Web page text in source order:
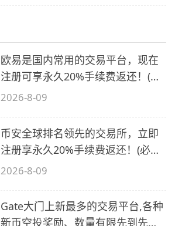
欧易是国内常用的交易平台，现在
注册可享永久20%手续费返还！(必
备1)
2026-8-09
币安全球排名领先的交易所，立即
注册享永久20%手续费返还！(必备
2)
2026-8-09
Gate大门上新最多的交易平台,各种
新币空投奖励、数量有限先到先